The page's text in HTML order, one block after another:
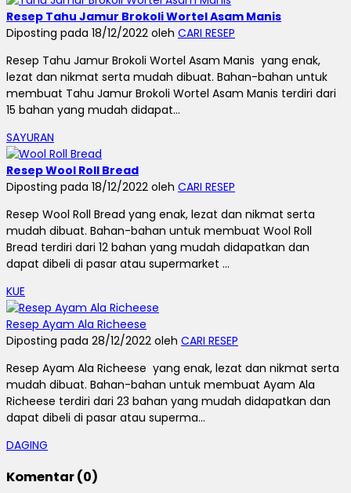
Resep Tahu Jamur Brokoli Wortel Asam Manis
Diposting pada 18/12/2022 oleh CARI RESEP
Resep Tahu Jamur Brokoli Wortel Asam Manis yang enak,
lezat dan nikmat serta mudah dibuat. Bahan-bahan untuk
membuat Tahu Jamur Brokoli Wortel Asam Manis terdiri dari
15 bahan yang mudah didapat...
SAYURAN
Resep Wool Roll Bread
Diposting pada 18/12/2022 oleh CARI RESEP
Resep Wool Roll Bread yang enak, lezat dan nikmat serta
mudah dibuat. Bahan-bahan untuk membuat Wool Roll
Bread terdiri dari 12 bahan yang mudah didapatkan dan
dapat dibeli di pasar atau supermarket ...
KUE
Resep Ayam Ala Richeese
Diposting pada 28/12/2022 oleh CARI RESEP
Resep Ayam Ala Richeese yang enak, lezat dan nikmat serta
mudah dibuat. Bahan-bahan untuk membuat Ayam Ala
Richeese terdiri dari 23 bahan yang mudah didapatkan dan
dapat dibeli di pasar atau superma...
DAGING
Komentar (0)